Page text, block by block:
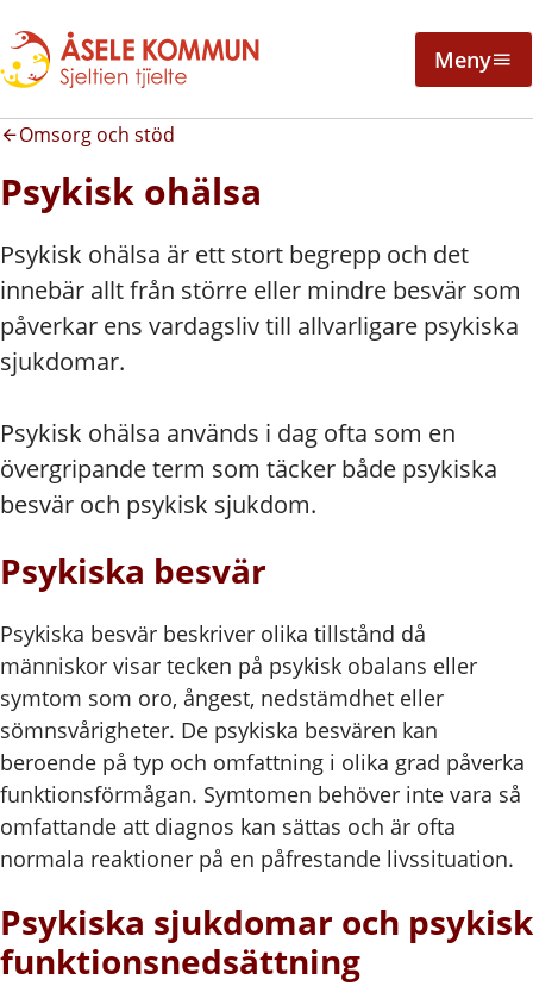
Meny
Omsorg och stöd
Psykisk ohälsa
Psykisk ohälsa är ett stort begrepp och det
innebär allt från större eller mindre besvär som
påverkar ens vardagsliv till allvarligare psykiska
sjukdomar.
Psykisk ohälsa används i dag ofta som en
övergripande term som täcker både psykiska
besvär och psykisk sjukdom.
Psykiska besvär
Psykiska besvär beskriver olika tillstånd då
människor visar tecken på psykisk obalans eller
symtom som oro, ångest, nedstämdhet eller
sömnsvårigheter. De psykiska besvären kan
beroende på typ och omfattning i olika grad påverka
funktionsförmågan. Symtomen behöver inte vara så
omfattande att diagnos kan sättas och är ofta
normala reaktioner på en påfrestande livssituation.
Psykiska sjukdomar och psykisk
funktionsnedsättning